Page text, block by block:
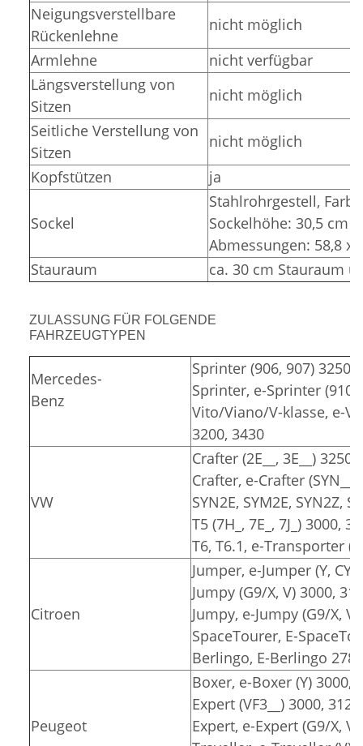
Neigungsverstellbare
Rückenlehne
nicht möglich
Armlehne
nicht verfügbar
Längsverstellung von
Sitzen
nicht möglich
Seitliche Verstellung von
Sitzen
nicht möglich
Kopfstützen
ja
Sockel
Stahlrohrgestell,
Sockelhöhe: 30,5 cm
Abmessungen: 58,8 x
Stauraum
ca. 30 cm Stauraum
ZULASSUNG FÜR FOLGENDE
FAHRZEUGTYPEN
Mercedes-
Benz
Sprinter (906, 907) 3250,
Sprinter, e-Sprinter (910)
Vito/Viano/V-klasse, e-
3200, 3430
VW
Crafter (2E__, 3E__)
Crafter, e-Crafter (SYN__,
SYN2E, SYM2E, SYN2Z,
T5 (7H_, 7E_, 7J_) 3000,
T6, T6.1, e-Transporter
Citroen
Jumper, e-Jumper (Y,
Jumpy (G9/X, V) 3000,
Jumpy, e-Jumpy (G9/X,
SpaceTourer, E-
Berlingo, E-Berlingo
Peugeot
Boxer, e-Boxer (Y) 3000,
Expert (VF3__) 3000, 3122
Expert, e-Expert (G9/X,